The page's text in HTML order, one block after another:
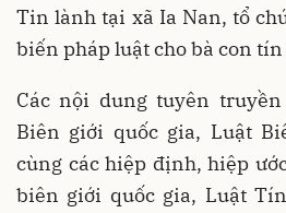
Tin lành tại xã Ia Nan, tổ
biến pháp luật cho bà con
Các nội dung tuyên
Biên giới quốc gia, Luật
cùng các hiệp định, hiệp
biên giới quốc gia, Luật